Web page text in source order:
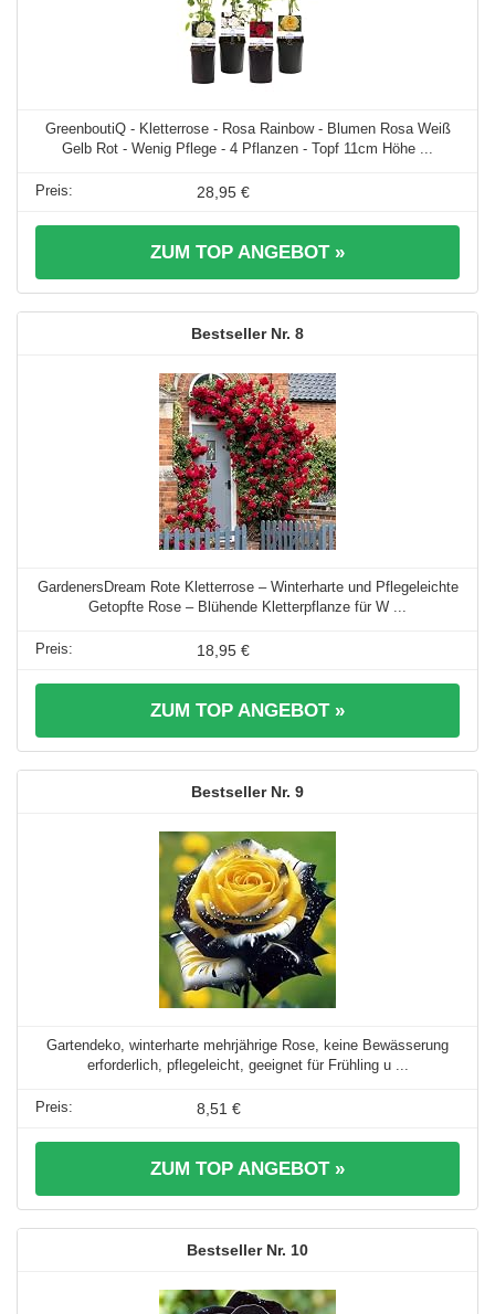
GreenboutiQ - Kletterrose - Rosa Rainbow - Blumen Rosa Weiß
Gelb Rot - Wenig Pflege - 4 Pflanzen - Topf 11cm Höhe ...
28,95 €
ZUM TOP ANGEBOT »
8
GardenersDream Rote Kletterrose – Winterharte und Pflegeleichte
Getopfte Rose – Blühende Kletterpflanze für W ...
18,95 €
ZUM TOP ANGEBOT »
9
Gartendeko, winterharte mehrjährige Rose, keine Bewässerung
erforderlich, pflegeleicht, geeignet für Frühling u ...
8,51 €
ZUM TOP ANGEBOT »
10